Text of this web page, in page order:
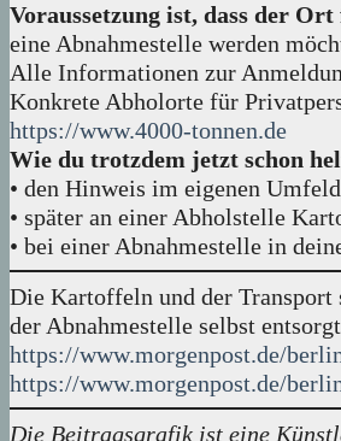
Voraussetzung ist, dass der
eine Abnahmestelle werden
Alle Informationen zur
Konkrete Abholorte für
https://www.4000-tonnen.de
Wie du trotzdem jetzt schon
• den Hinweis im eigenen
• später an einer Abholstelle
• bei einer Abnahmestelle in
Die Kartoffeln und der
der Abnahmestelle selbst
https://www.morgenpost.de/
https://www.morgenpost.de/
Die Beitragsgrafik ist eine